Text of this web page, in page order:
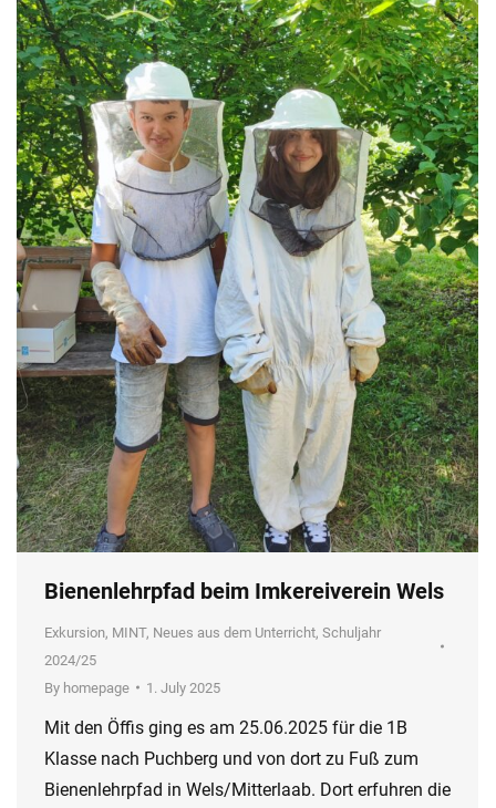
Bienenlehrpfad beim Imkereiverein Wels
Exkursion, MINT, Neues aus dem Unterricht, Schuljahr
2024/25
By homepage 1. July 2025
Mit den Öffis ging es am 25.06.2025 für die 1B
Klasse nach Puchberg und von dort zu Fuß zum
Bienenlehrpfad in Wels/Mitterlaab. Dort erfuhren die